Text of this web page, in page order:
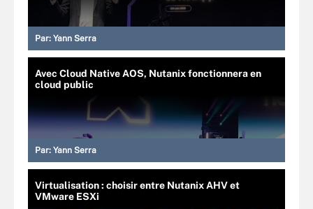
Par: Yann Serra
Avec Cloud Native AOS, Nutanix fonctionnera en
cloud public
Par: Yann Serra
Virtualisation : choisir entre Nutanix AHV et
VMware ESXi